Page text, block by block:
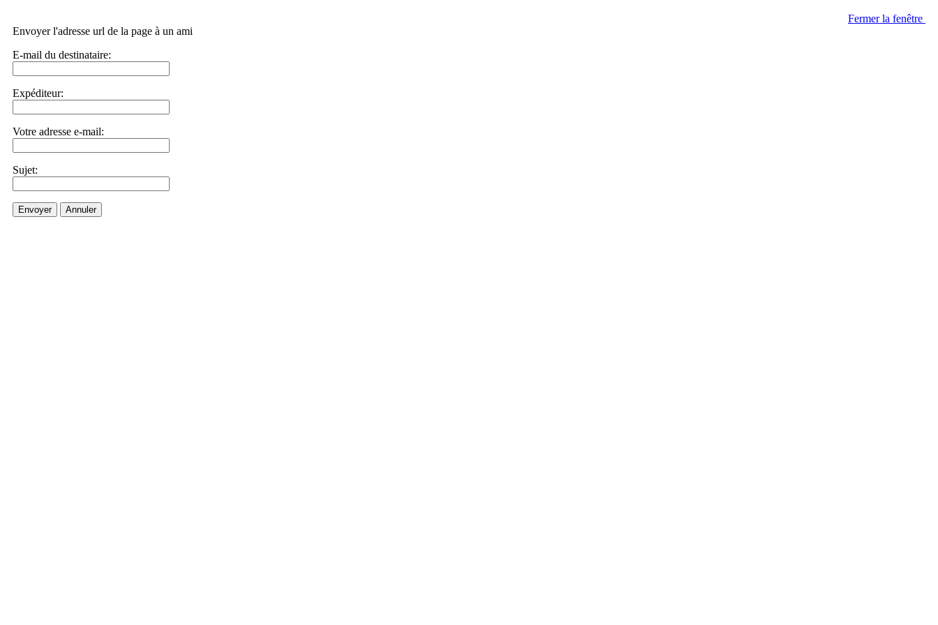
Fermer la fenêtre
Envoyer l'adresse url de la page à un ami
E-mail du destinataire:
Expéditeur:
Votre adresse e-mail:
Sujet:
Envoyer Annuler